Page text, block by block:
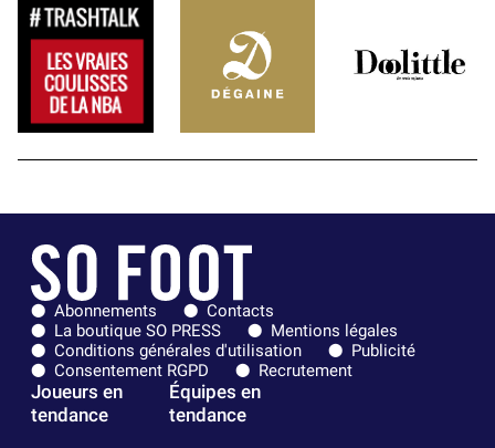
Abonnements
Contacts
La boutique SO PRESS
Mentions légales
Conditions générales d'utilisation
Publicité
Consentement RGPD
Recrutement
Joueurs en
tendance
Équipes en
tendance